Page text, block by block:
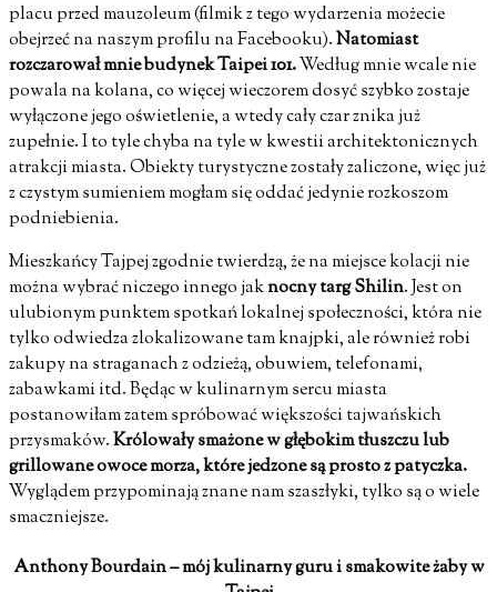
placu przed mauzoleum (filmik z tego wydarzenia możecie
obejrzeć na naszym profilu na Facebooku).Natomiast
rozczarował mnie budynek Taipei 101.Według mnie wcale nie
powala na kolana, co więcej wieczorem dosyć szybko zostaje
wyłączone jego oświetlenie, a wtedy cały czar znika już
zupełnie. I to tyle chyba na tyle w kwestii architektonicznych
atrakcji miasta. Obiekty turystyczne zostały zaliczone, więc już
z czystym sumieniem mogłam się oddać jedynie rozkoszom
podniebienia.
Mieszkańcy Tajpej zgodnie twierdzą, że na miejsce kolacji nie
można wybrać niczego innego jaknocny targ Shilin.Jest on
ulubionym punktem spotkań lokalnej społeczności, która nie
tylko odwiedza zlokalizowane tam knajpki, ale również robi
zakupy na straganach z odzieżą, obuwiem, telefonami,
zabawkami itd. Będąc w kulinarnym sercu miasta
postanowiłam zatem spróbować większości tajwańskich
przysmaków.Królowały smażone w głębokim tłuszczu lub
grillowane owoce morza, które jedzone są prosto z patyczka.
Wyglądem przypominają znane nam szaszłyki, tylko są o wiele
smaczniejsze.
Anthony Bourdain – mój kulinarny guru i smakowite żaby w